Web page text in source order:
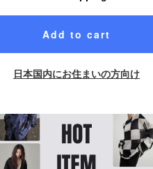
Add to cart
日本国内にお住まいの方向け